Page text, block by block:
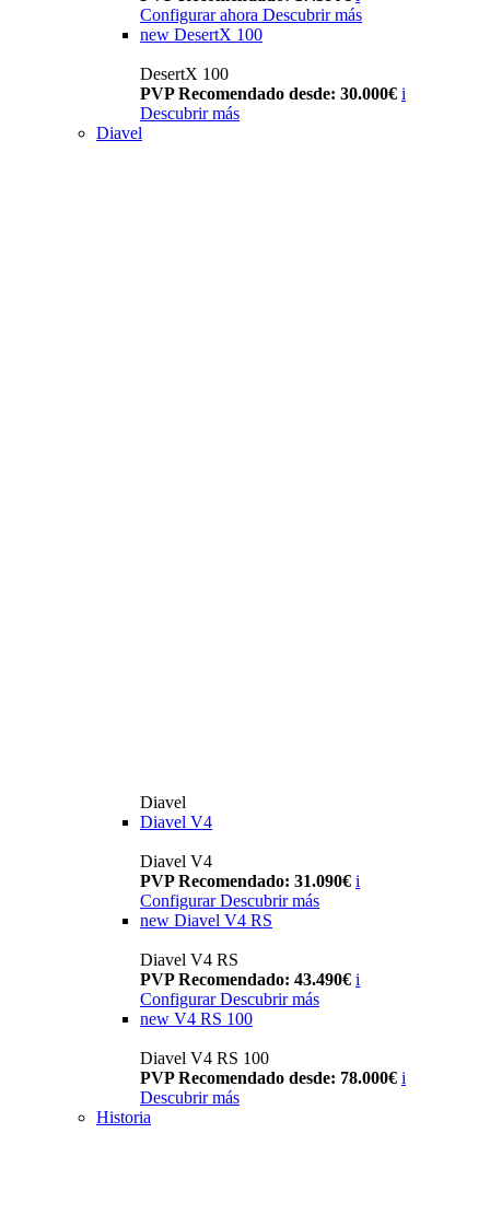
Configurar ahora Descubrir más
new DesertX 100
DesertX 100
PVP Recomendado desde: 30.000€ i
Descubrir más
Diavel
Diavel
Diavel V4
Diavel V4
PVP Recomendado: 31.090€ i
Configurar Descubrir más
new Diavel V4 RS
Diavel V4 RS
PVP Recomendado: 43.490€ i
Configurar Descubrir más
new V4 RS 100
Diavel V4 RS 100
PVP Recomendado desde: 78.000€ i
Descubrir más
Historia